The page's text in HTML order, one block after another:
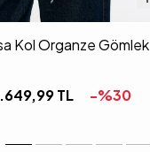
Kol Organze Gömlek
TL -%30